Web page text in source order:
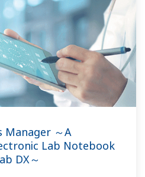
～A
Lab Notebook
DX～